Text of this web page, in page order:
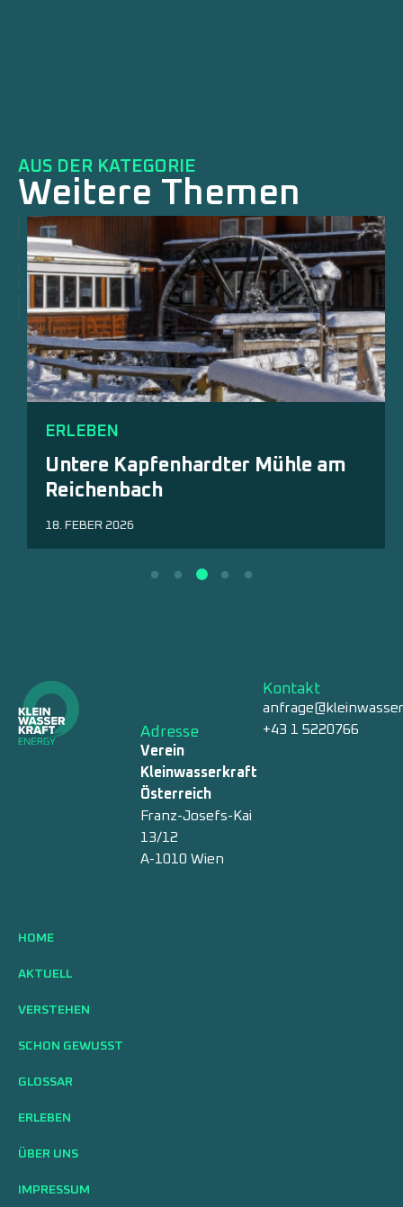
AUS DER KATEGORIE
Weitere Themen
ERLEBEN
Untere Kapfenhardter Mühle am
Reichenbach
18. FEBER 2026
Adresse
Verein
Kleinwasserkraft
Österreich
Franz-Josefs-Kai
13/12
A-1010 Wien
Kontakt
+43 1 5220766
HOME
AKTUELL
VERSTEHEN
SCHON GEWUSST
GLOSSAR
ERLEBEN
ÜBER UNS
IMPRESSUM